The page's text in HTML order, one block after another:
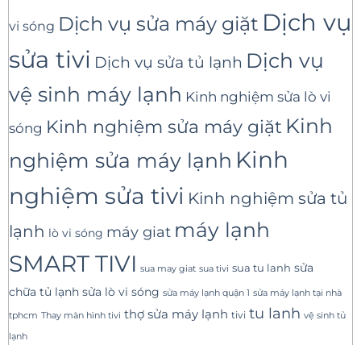
vi sóng Dịch vụ sửa máy giặt Dịch vụ
sửa tivi Dịch vụ sửa tủ lạnh Dịch vụ
vệ sinh máy lạnh Kinh nghiệm sửa lò vi
sóng Kinh nghiệm sửa máy giặt Kinh
nghiệm sửa máy lạnh Kinh
nghiệm sửa tivi Kinh nghiệm sửa tủ
lạnh lò vi sóng máy giat máy lạnh
SMART TIVI sua may giat sua tivi sua tu lanh sửa
chữa tủ lạnh sửa lò vi sóng sửa máy lạnh quận 1 sửa máy lạnh tại nhà
tphcm Thay màn hình tivi thợ sửa máy lạnh tivi tu lanh vệ sinh tủ
lạnh